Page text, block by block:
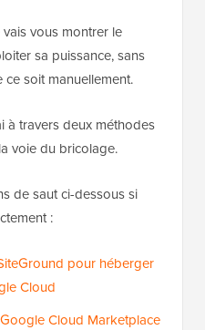
vous montrer le
sa puissance, sans
soit manuellement.
à travers deux méthodes
voie du bricolage.
de saut ci-dessous si
:
pour héberger
Cloud
Cloud Marketplace